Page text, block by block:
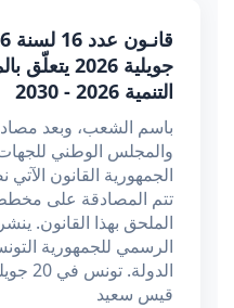
جويلية
التنمية 2026 - 2030
باسم الشعب، وبعد
والمجلس الوطني
الجمهورية القانون
الملحق بهذا القانون.
الرسمي للجمهورية
قيس سعيد